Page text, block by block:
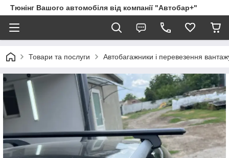
Тюнінг Вашого автомобіля від компанії "Автобар+"
Товари та послуги Автобагажники і перевезення